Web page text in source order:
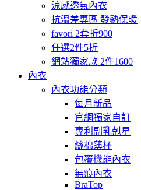
涼感透氣內衣
抗溫差專區 發熱保暖
favori 2套折900
任選2件5折
網站獨家款 2件1600
內衣
內衣功能分類
每月新品
官網獨家自訂
專利副乳剋星
絲棉薄杯
包覆機能內衣
無痕內衣
BraTop